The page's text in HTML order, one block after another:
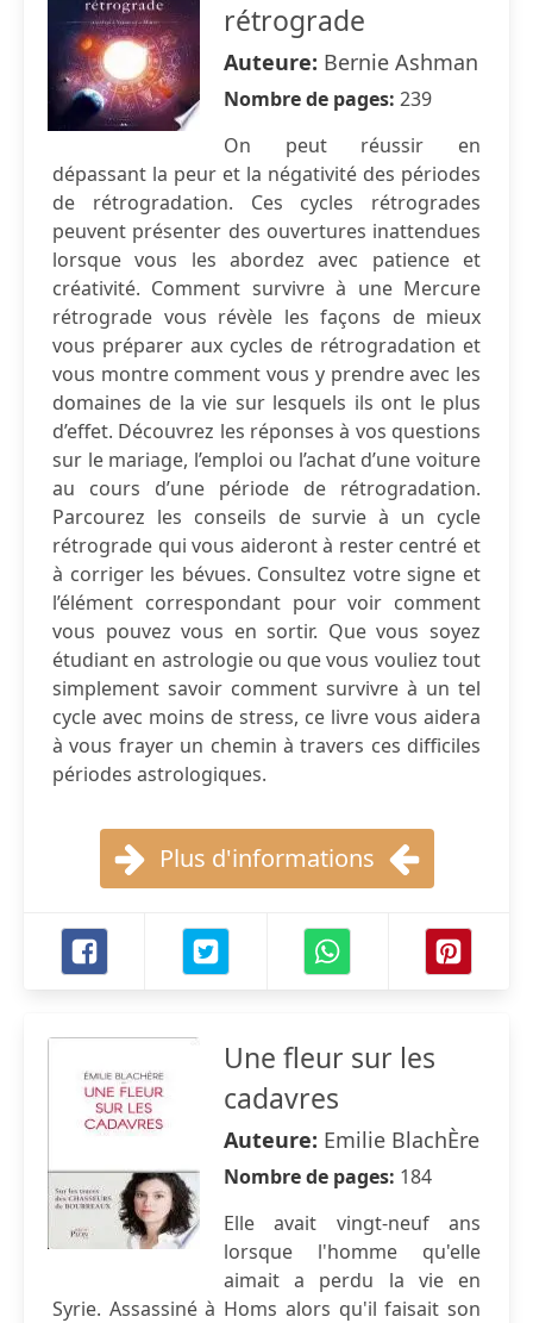
rétrograde
Auteure: Bernie Ashman
Nombre de pages: 239
On peut réussir en
dépassant la peur et la négativité des périodes
de rétrogradation. Ces cycles rétrogrades
peuvent présenter des ouvertures inattendues
lorsque vous les abordez avec patience et
créativité. Comment survivre à une Mercure
rétrograde vous révèle les façons de mieux
vous préparer aux cycles de rétrogradation et
vous montre comment vous y prendre avec les
domaines de la vie sur lesquels ils ont le plus
d’effet. Découvrez les réponses à vos questions
sur le mariage, l’emploi ou l’achat d’une voiture
au cours d’une période de rétrogradation.
Parcourez les conseils de survie à un cycle
rétrograde qui vous aideront à rester centré et
à corriger les bévues. Consultez votre signe et
l’élément correspondant pour voir comment
vous pouvez vous en sortir. Que vous soyez
étudiant en astrologie ou que vous vouliez tout
simplement savoir comment survivre à un tel
cycle avec moins de stress, ce livre vous aidera
à vous frayer un chemin à travers ces difficiles
périodes astrologiques.
Plus d'informations
Une fleur sur les
cadavres
Auteure: Emilie BlachÈre
Nombre de pages: 184
Elle avait vingt-neuf ans
lorsque l'homme qu'elle
aimait a perdu la vie en
Syrie. Assassiné à Homs alors qu'il faisait son